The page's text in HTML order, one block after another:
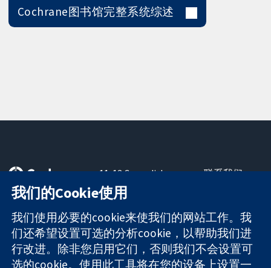
Cochrane图书馆完整系统综述
可信任的证据
知情决定
更完善的医疗健
康
11-13 Cavendish
Square
London
W1G 0AN
United Kingdom
联系我们
关于我们
工作机会
Cochrane
Library
我们的Cookie使用
我们使用必要的cookie来使我们的网站工作。我
们还希望设置可选的分析cookie，以帮助我们进
行改进。除非您启用它们，否则我们不会设置可
选的cookie。使用此工具将在您的设备上设置一